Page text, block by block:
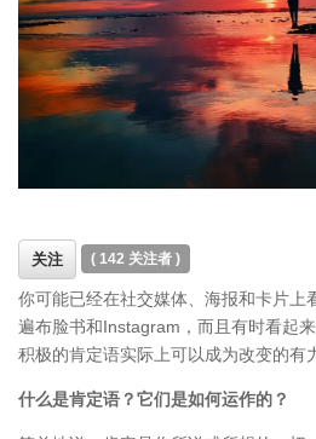
关注 ( 142 关注者 )
你可能已经在社交媒体、海报和卡片上
遍布脸书和Instagram，而且有时看起
积极的肯定语实际上可以成为改变的有
什么是肯定语？它们是如何运作的？